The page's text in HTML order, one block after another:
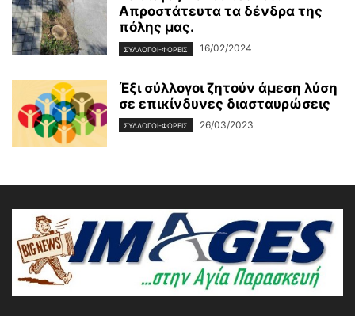
Απροστάτευτα τα δένδρα της
πόλης μας.
ΣΥΛΛΟΓΟΙ-ΦΟΡΕΙΣ 16/02/2024
Έξι σύλλογοι ζητούν άμεση λύση
σε επικίνδυνες διασταυρώσεις
ΣΥΛΛΟΓΟΙ-ΦΟΡΕΙΣ 26/03/2023